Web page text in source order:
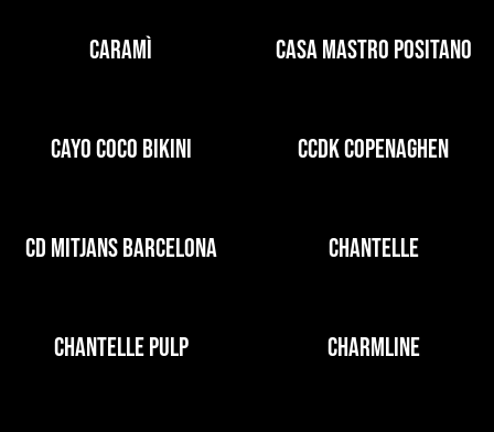
CARAMÌ CASA MASTRO POSITANO
CAYO COCO BIKINI CCDK COPENAGHEN
CD MITJANS BARCELONA CHANTELLE
CHANTELLE PULP CHARMLINE